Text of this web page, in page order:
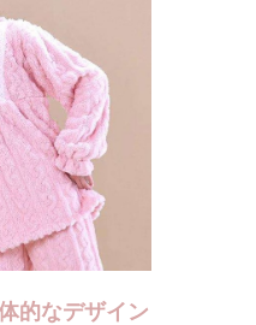
的なデザイン